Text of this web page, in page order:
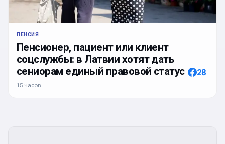
ПЕНСИЯ
Пенсионер, пациент или клиент
соцслужбы: в Латвии хотят дать
сениорам единый правовой статус
28
15 часов